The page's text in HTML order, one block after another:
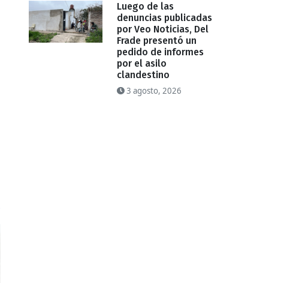
Luego de las
denuncias publicadas
por Veo Noticias, Del
Frade presentó un
pedido de informes
por el asilo
clandestino
3 agosto, 2026